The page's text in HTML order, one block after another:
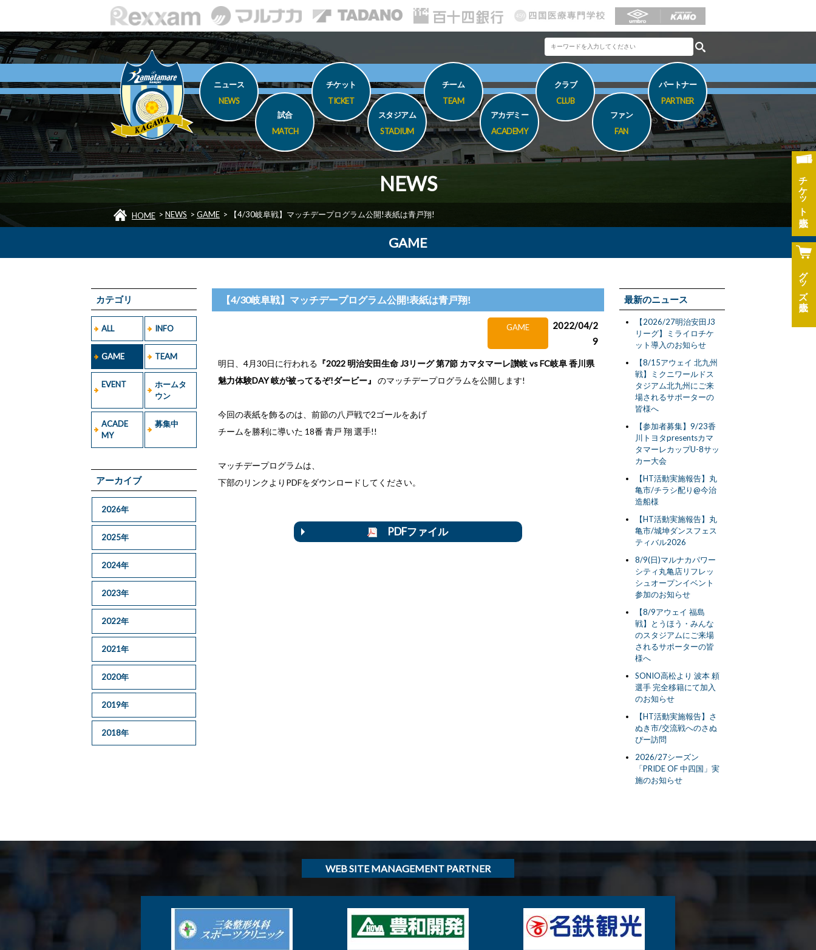
チケット
グッズ
ニュース
NEWS
試合
MATCH
チケット
TICKET
スタジアム
STADIUM
チーム
TEAM
アカデミー
ACADEMY
クラブ
CLUB
ファン
FAN
パートナー
PARTNER
NEWS
HOME > NEWS > GAME > 【4/30岐阜戦】マッチデープログラム公開!表紙は青戸翔!
GAME
カテゴリ
ALL INFO
GAME TEAM
EVENT
ホームタ
ウン
ACADE
MY
募集中
アーカイブ
2026年
2025年
2024年
2023年
2022年
2021年
2020年
2019年
2018年
【4/30岐阜戦】マッチデープログラム公開!表紙は青戸翔!
GAME
2022/04/2
9
明日、4月30日に行われる 『2022 明治安田生命 J3リーグ 第7節 カマタマーレ讃岐 vs FC岐阜 香川県
魅力体験DAY 岐が被ってるぞ!ダービー』のマッチデープログラムを公開します!
今回の表紙を飾るのは、前節の八戸戦で2ゴールをあげ
チームを勝利に導いた 18番 青戸 翔 選手!!
マッチデープログラムは、
下部のリンクよりPDFをダウンロードしてください。
PDFファイル
最新のニュース
【2026/27明治安田J3
リーグ】ミライロチケ
ット導入のお知らせ
【8/15アウェイ 北九州
戦】ミクニワールドス
タジアム北九州にご来
場されるサポーターの
皆様へ
【参加者募集】9/23香
川トヨタpresentsカマ
タマーレカップU-8サッ
カー大会
【HT活動実施報告】丸
亀市/チラシ配り@今治
造船様
【HT活動実施報告】丸
亀市/城坤ダンスフェス
ティバル2026
8/9(日)マルナカパワー
シティ丸亀店リフレッ
シュオープンイベント
参加のお知らせ
【8/9アウェイ 福島
戦】とうほう・みんな
のスタジアムにご来場
されるサポーターの皆
様へ
SONIO高松より 波本 頼
選手 完全移籍にて加入
のお知らせ
【HT活動実施報告】さ
ぬき市/交流戦へのさぬ
ぴー訪問
2026/27シーズン
「PRIDE OF 中四国」実
施のお知らせ
WEB SITE MANAGEMENT PARTNER